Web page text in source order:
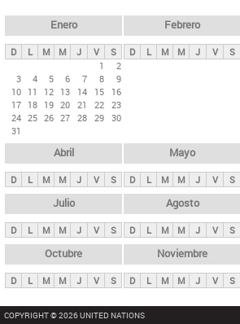
ds
p
n
c
i
p
l
e
s
Enero
D L M M J V
S
1
2
3
4 5 6 7 8
9
10 11 12 13 14 15
16
17 18 19 20 21 22 23
24 25 26 27 28 29 30
31
Febrero
D L M M J V S
Abril
D L M M J V S
Mayo
D L M M J V S
Julio
D L M M J V S
Agosto
D L M M J V S
Octubre
D L M M J V S
Noviembre
D L M M J V S
COPYRIGHT © 2026 UNITED NATIONS